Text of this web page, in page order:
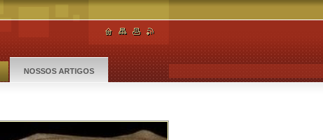
NOSSOS ARTIGOS